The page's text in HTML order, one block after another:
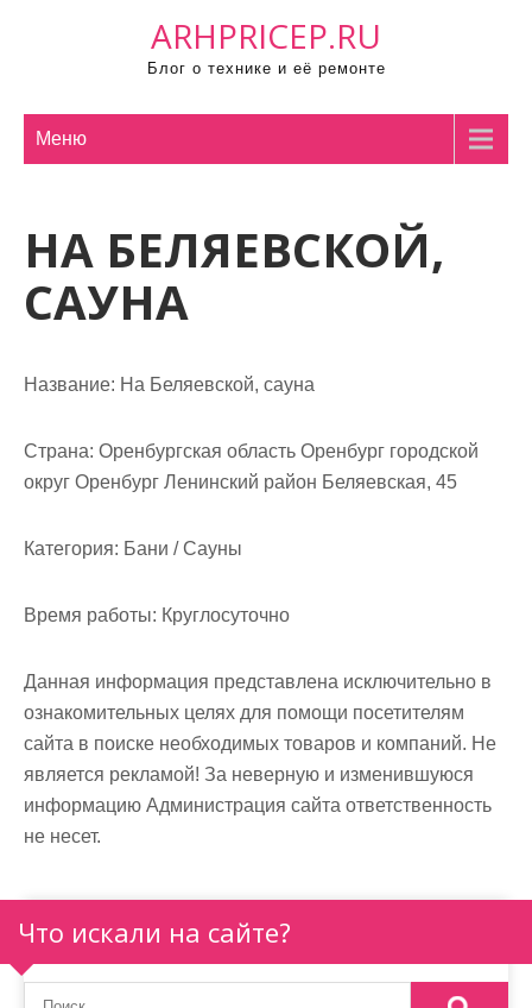
ARHPRICEP.RU
Блог о технике и её ремонте
Меню
НА БЕЛЯЕВСКОЙ,
САУНА
Название: На Беляевской, сауна
Страна: Оренбургская область Оренбург городской
округ Оренбург Ленинский район Беляевская, 45
Категория: Бани / Сауны
Время работы: Круглосуточно
Данная информация представлена исключительно в
ознакомительных целях для помощи посетителям
сайта в поиске необходимых товаров и компаний. Не
является рекламой! За неверную и изменившуюся
информацию Администрация сайта ответственность
не несет.
Что искали на сайте?